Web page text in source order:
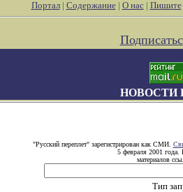
Портал| Содержание| О нас| Пишите
НОВОСТИ
"Русский переплет" зарегистрирован как СМИ.
5 февраля 2001 года.
материалов
Тип